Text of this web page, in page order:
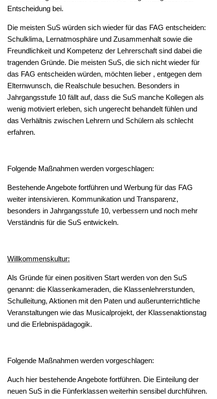
Entscheidung bei.
Die meisten SuS würden sich wieder für das FAG entscheiden:
Schulklima, Lernatmosphäre und Zusammenhalt sowie die
Freundlichkeit und Kompetenz der Lehrerschaft sind dabei die
tragenden Gründe. Die meisten SuS, die sich nicht wieder für
das FAG entscheiden würden, möchten lieber , entgegen dem
Elternwunsch, die Realschule besuchen. Besonders in
Jahrgangsstufe 10 fällt auf, dass die SuS manche Kollegen als
wenig motiviert erleben, sich ungerecht behandelt fühlen und
das Verhältnis zwischen Lehrern und Schülern als schlecht
erfahren.
Folgende Maßnahmen werden vorgeschlagen:
Bestehende Angebote fortführen und Werbung für das FAG
weiter intensivieren. Kommunikation und Transparenz,
besonders in Jahrgangsstufe 10, verbessern und noch mehr
Verständnis für die SuS entwickeln.
Willkommenskultur:
Als Gründe für einen positiven Start werden von den SuS
genannt: die Klassenkameraden, die Klassenlehrerstunden,
Schulleitung, Aktionen mit den Paten und außerunterrichtliche
Veranstaltungen wie das Musicalprojekt, der Klassenaktionstag
und die Erlebnispädagogik.
Folgende Maßnahmen werden vorgeschlagen:
Auch hier bestehende Angebote fortführen. Die Einteilung der
neuen SuS in die Fünferklassen weiterhin sensibel durchführen.